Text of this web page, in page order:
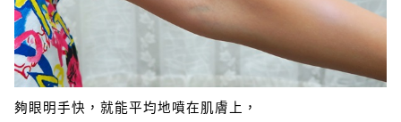
夠眼明手快，就能平均地噴在肌膚上，